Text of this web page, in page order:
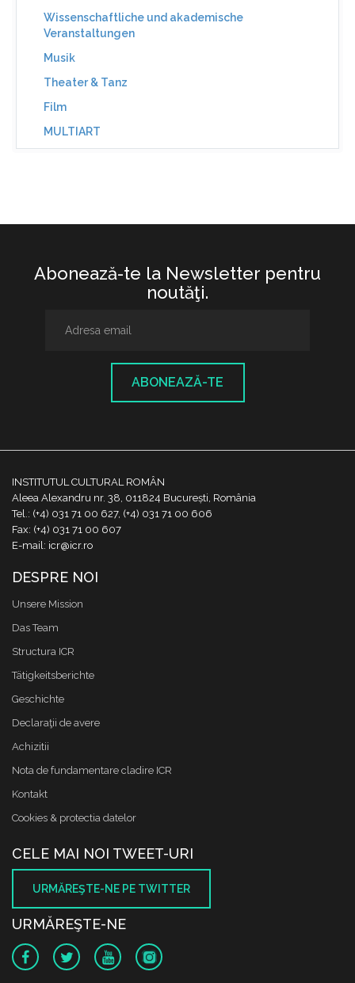
Wissenschaftliche und akademische
Veranstaltungen
Musik
Theater & Tanz
Film
MULTIART
Abonează-te la Newsletter pentru
noutăţi.
ABONEAZĂ-TE
INSTITUTUL CULTURAL ROMÂN
Aleea Alexandru nr. 38, 011824 București, România
Tel.: (+4) 031 71 00 627, (+4) 031 71 00 606
Fax: (+4) 031 71 00 607
E-mail: icr@icr.ro
DESPRE NOI
Unsere Mission
Das Team
Structura ICR
Tätigkeitsberichte
Geschichte
Declaraţii de avere
Achizitii
Nota de fundamentare cladire ICR
Kontakt
Cookies & protectia datelor
CELE MAI NOI TWEET-URI
URMĂREŞTE-NE PE TWITTER
URMĂREŞTE-NE